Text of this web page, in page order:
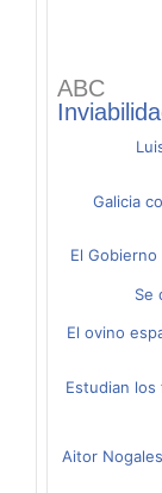
ABC
Galicia
El
Se
El ovino
Estudian
Aitor